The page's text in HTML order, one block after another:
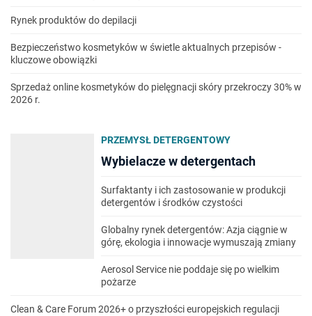
Rynek produktów do depilacji
Bezpieczeństwo kosmetyków w świetle aktualnych przepisów -
kluczowe obowiązki
Sprzedaż online kosmetyków do pielęgnacji skóry przekroczy 30% w
2026 r.
PRZEMYSŁ DETERGENTOWY
Wybielacze w detergentach
Surfaktanty i ich zastosowanie w produkcji
detergentów i środków czystości
Globalny rynek detergentów: Azja ciągnie w
górę, ekologia i innowacje wymuszają zmiany
Aerosol Service nie poddaje się po wielkim
pożarze
Clean & Care Forum 2026+ o przyszłości europejskich regulacji